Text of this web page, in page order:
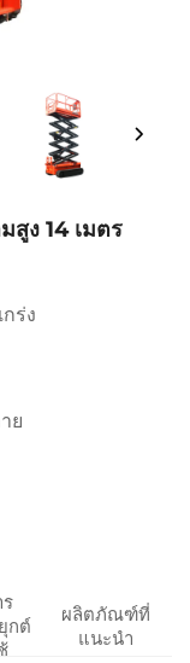
สูง 14 เมตร
ร่ง
ย
ร
กต์
ผลิตภัณฑ์ที่
แนะนำ